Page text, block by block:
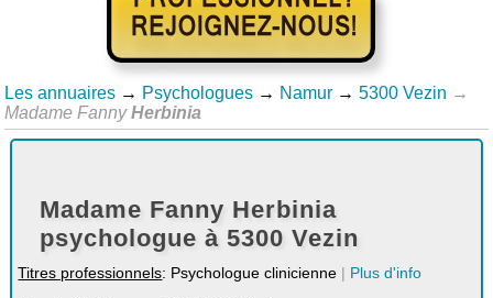
Les annuaires → Psychologues → Namur → 5300 Vezin →
Madame FannyHerbinia
Madame Fanny Herbinia
psychologue à 5300 Vezin
Titres professionnels: Psychologue clinicienne | Plus d'info